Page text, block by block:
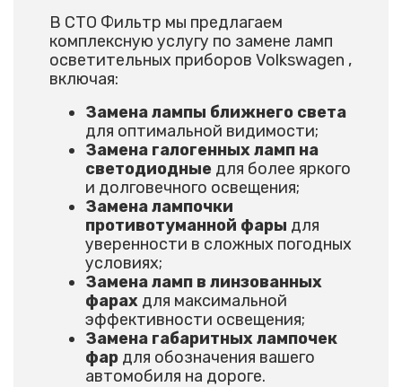
В СТО Фильтр мы предлагаем
комплексную услугу по замене ламп
осветительных приборов Volkswagen ,
включая:
Замена лампы ближнего света
для оптимальной видимости;
Замена галогенных ламп на
светодиодные для более яркого
и долговечного освещения;
Замена лампочки
противотуманной фары для
уверенности в сложных погодных
условиях;
Замена ламп в линзованных
фарах для максимальной
эффективности освещения;
Замена габаритных лампочек
фар для обозначения вашего
автомобиля на дороге.